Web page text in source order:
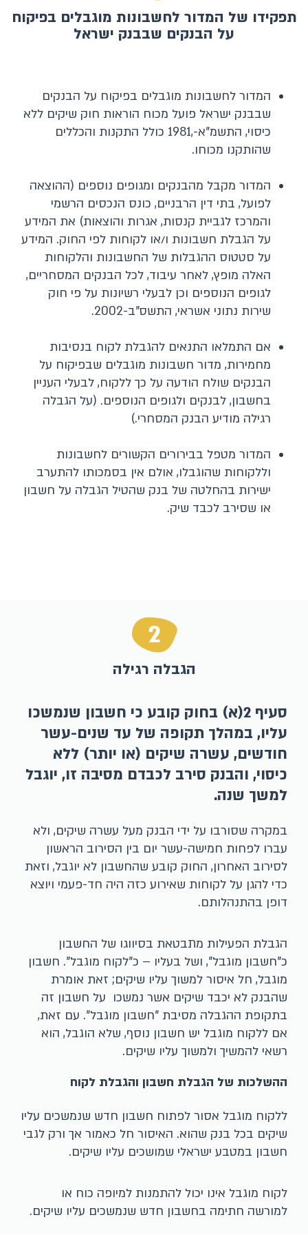
תפקידו של המדור לחשבונות מוגבלים בפיקוח
על הבנקים שבבנק ישראל
המדור לחשבונות מוגבלים בפיקוח על הבנקים
שבבנק ישראל פועל מכוח הוראות חוק שיקים ללא
כיסוי, התשמ"א-,1981 כולל התקנות והכללים
שהותקנו מכוחו.
המדור מקבל מהבנקים ומגופים נוספים (ההוצאה
לפועל, בתי דין הרבניים, כונס הנכסים הרשמי
והמרכז לגביית קנסות, אגרות והוצאות) את המידע
על הגבלת חשבונות ו/או לקוחות לפי החוק. המידע
על סטטוס ההגבלות של החשבונות והלקוחות
האלה מופץ, לאחר עיבוד, לכל הבנקים המסחריים,
לגופים הנוספים וכן לבעלי רשיונות על פי חוק
שירות נתוני אשראי, התשס"ב-2002.
אם התמלאו התנאים להגבלת לקוח בנסיבות
מחמירות, מדור חשבונות מוגבלים שבפיקוח על
הבנקים שולח הודעה על כך ללקוח, לבעלי העניין
בחשבון, לבנקים ולגופים הנוספים. (על הגבלה
רגילה מודיע הבנק המסחרי.)
המדור מטפל בבירורים הקשורים לחשבונות
וללקוחות שהוגבלו, אולם אין בסמכותו להתערב
ישירות בהחלטה של בנק שהטיל הגבלה על חשבון
או שסירב לכבד שיק.
2
הגבלה רגילה
סעיף 2(א) בחוק קובע כי חשבון שנמשכו
עליו, במהלך תקופה של עד שנים-עשר
חודשים, עשרה שיקים (או יותר) ללא
כיסוי, והבנק סירב לכבדם מסיבה זו, יוגבל
למשך שנה.
במקרה שסורבו על ידי הבנק מעל עשרה שיקים, ולא
עברו לפחות חמישה-עשר יום בין הסירוב הראשון
לסירוב האחרון, החוק קובע שהחשבון לא יוגבל, וזאת
כדי להגן על לקוחות שאירוע כזה היה חד-פעמי ויוצא
דופן בהתנהלותם.
הגבלת הפעילות מתבטאת בסיווגו של החשבון
כ"חשבון מוגבל", ושל בעליו – כ"לקוח מוגבל". חשבון
מוגבל, חל איסור למשוך עליו שיקים; זאת אומרת
שהבנק לא יכבד שיקים אשר נמשכו על חשבון זה
בתקופת ההגבלה מסיבת "חשבון מוגבל". עם זאת,
אם ללקוח מוגבל יש חשבון נוסף, שלא הוגבל, הוא
רשאי להמשיך ולמשוך עליו שיקים.
ההשלכות של הגבלת חשבון והגבלת לקוח
ללקוח מוגבל אסור לפתוח חשבון חדש שנמשכים עליו
שיקים בכל בנק שהוא. האיסור חל כאמור אך ורק לגבי
חשבון במטבע ישראלי שמושכים עליו שיקים.
לקוח מוגבל אינו יכול להתמנות למיופה כוח או
למורשה חתימה בחשבון חדש שנמשכים עליו שיקים.